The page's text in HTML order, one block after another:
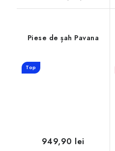
Piese de șah Pavana
Top
949,90 lei